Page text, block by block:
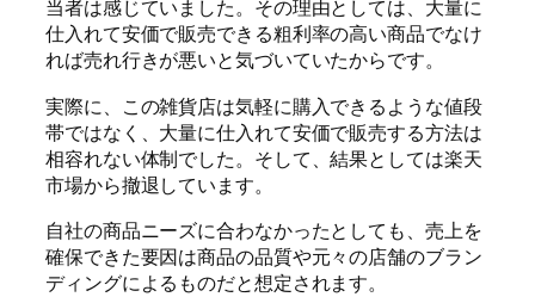
当者は感じていました。その理由としては、大量に
仕入れて安価で販売できる粗利率の高い商品でなけ
れば売れ行きが悪いと気づいていたからです。
実際に、この雑貨店は気軽に購入できるような値段
帯ではなく、大量に仕入れて安価で販売する方法は
相容れない体制でした。そして、結果としては楽天
市場から撤退しています。
自社の商品ニーズに合わなかったとしても、売上を
確保できた要因は商品の品質や元々の店舗のブラン
ディングによるものだと想定されます。